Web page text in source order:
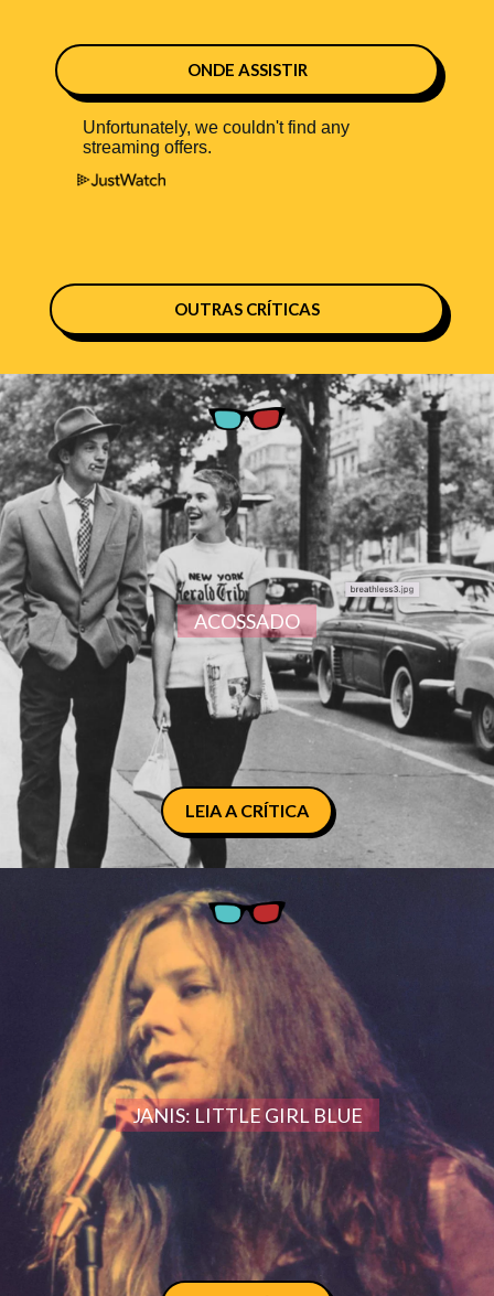
ONDE ASSISTIR
OUTRAS CRÍTICAS
ACOSSADO
LEIA A CRÍTICA
JANIS: LITTLE GIRL BLUE